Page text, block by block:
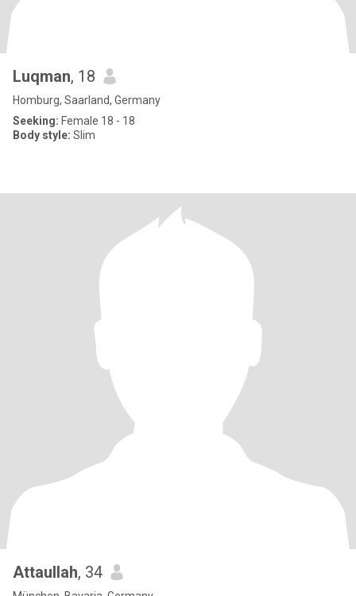
Luqman, 18
Homburg, Saarland, Germany
Seeking: Female 18 - 18
Body style: Slim
Attaullah, 34